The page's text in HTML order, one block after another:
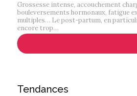
Grossesse intense, accouchement
bouleversements hormonaux, fatigue
multiples… Le post-partum, en
encore trop…
Tendances